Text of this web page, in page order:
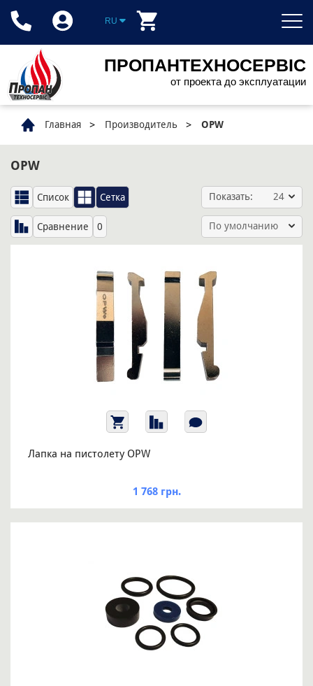
ПРОПАНТЕХНОСЕРВІС
от проекта до эксплуатации
RU
Главная Производитель OPW
OPW
Список Сетка
Сравнение 0 По умолчанию
Показать: 24
Лапка на пистолету OPW
1 768 грн.